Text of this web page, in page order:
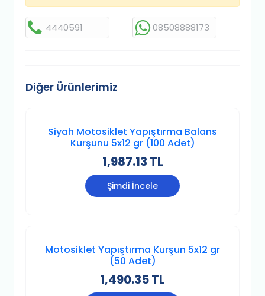
4440591 08508888173
Diğer Ürünlerimiz
Siyah Motosiklet Yapıştırma Balans
Kurşunu 5x12 gr (100 Adet)
1,987.13 TL
Şimdi İncele
Motosiklet Yapıştırma Kurşun 5x12 gr
(50 Adet)
1,490.35 TL